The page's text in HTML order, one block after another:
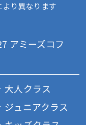
り異なります
アミーズコフ
大人クラス
ジュニアクラス